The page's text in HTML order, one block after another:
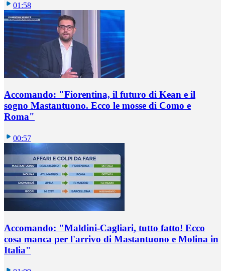
01:58
Accomando: "Fiorentina, il futuro di Kean e il
sogno Mastantuono. Ecco le mosse di Como e
Roma"
00:57
Accomando: "Maldini-Cagliari, tutto fatto! Ecco
cosa manca per l'arrivo di Mastantuono e Molina in
Italia"